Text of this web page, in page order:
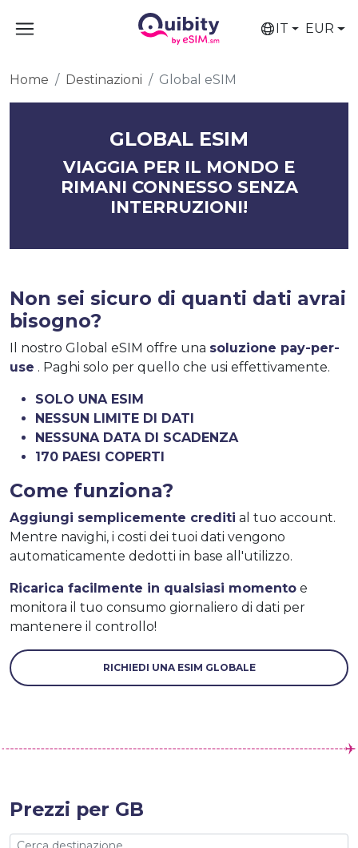
IT EUR
Home Destinazioni Global eSIM
GLOBAL ESIM
VIAGGIA PER IL MONDO E
RIMANI CONNESSO SENZA
INTERRUZIONI!
Non sei sicuro di quanti dati avrai
bisogno?
Il nostro Global eSIM offre una soluzione pay-per-
use . Paghi solo per quello che usi effettivamente.
SOLO UNA ESIM
NESSUN LIMITE DI DATI
NESSUNA DATA DI SCADENZA
170 PAESI COPERTI
Come funziona?
Aggiungi semplicemente crediti al tuo account.
Mentre navighi, i costi dei tuoi dati vengono
automaticamente dedotti in base all'utilizzo.
Ricarica facilmente in qualsiasi momento e
monitora il tuo consumo giornaliero di dati per
mantenere il controllo!
RICHIEDI UNA ESIM GLOBALE
Prezzi per GB